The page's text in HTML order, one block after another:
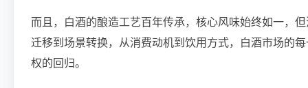
而且，白酒的酿造工艺百年传承，核心风味始终如一，
迁移到场景转换，从消费动机到饮用方式，白酒市场的
权的回归。